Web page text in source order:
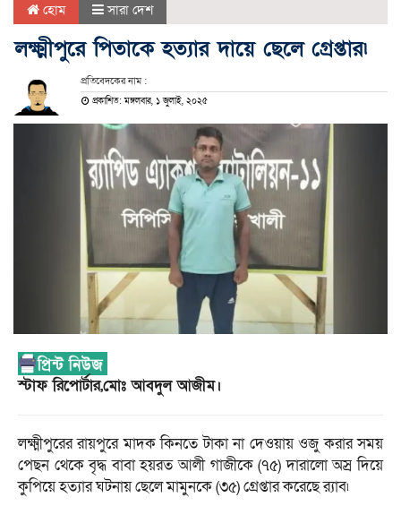
হোম সারা দেশ
লক্ষ্মীপুরে পিতাকে হত্যার দায়ে ছেলে গ্রেপ্তার৷
প্রতিবেদকের নাম :
প্রকাশিত: মঙ্গলবার, ১ জুলাই, ২০২৫
স্টাফ রিপোর্টার,মোঃ আবদুল আজীম।
লক্ষ্মীপুরের রায়পুরে মাদক কিনতে টাকা না দেওয়ায় ওজু করার সময়
পেছন থেকে বৃদ্ধ বাবা হয়রত আলী গাজীকে (৭৫) দারালো অস্র দিয়ে
কুপিয়ে হত্যার ঘটনায় ছেলে মামুনকে (৩৫) গ্রেপ্তার করেছে র‌্যাব৷